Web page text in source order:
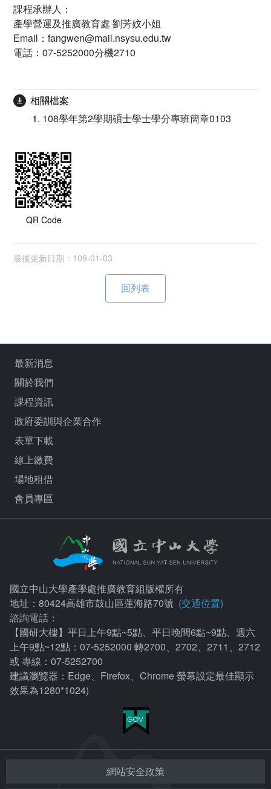
課程承辦人：
產學營運及推廣教育處 劉芳妏小姐
Email：fangwen@mail.nsysu.edu.tw
電話：07-5252000分機2710
相關檔案
108學年第2學期碩士學士學分專班簡章0103
QR Code
最後更新日期：109-01-03
最新消息
關於我們
課程資訊
政府委訓與企業合作
表單下載
線上繳費
場地租借
會員專區
國立中山大學產學處推廣教育組版權所有
地址：80424高雄市鼓山區蓮海路70號 (交通位置)
諮詢電話：
【國研大樓】平日上午9點~5點、平日晚間6點~9點、週六
上午9點~12點：07-5252000 轉2700、2702、2711、2712
或 專線：07-5252700
建議瀏覽器：Edge、Firefox、Chrome 螢幕設定最佳顯示
效果為1280*1024)
網站安全政策